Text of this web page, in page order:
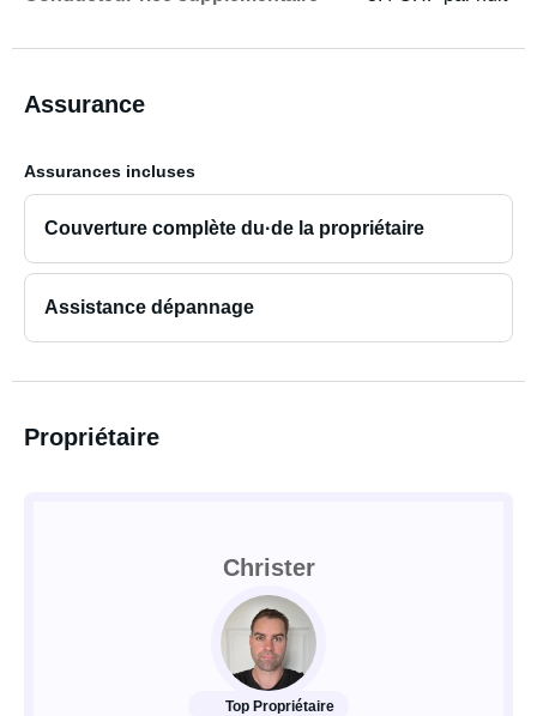
jusqu'à un camping près de Skien (environ 1 heure),
nous trouverons une solution 😊
cas d'interruption des vacances due à des problèmes
N'hésitez pas à nous contacter pour toute question !
Assurance
Assurances incluses
Couverture complète du·de la propriétaire
Assistance dépannage
Propriétaire
Christer
Top Propriétaire